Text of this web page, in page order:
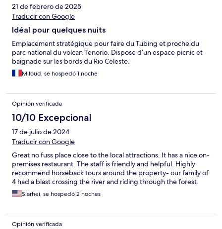
21 de febrero de 2025
Traducir con Google
Idéal pour quelques nuits
Emplacement stratégique pour faire du Tubing et proche du
parc national du volcan Tenorio. Dispose d’un espace picnic et
baignade sur les bords du Rio Celeste.
Miloud, se hospedó 1 noche
Opinión verificada
10/10 Excepcional
17 de julio de 2024
Traducir con Google
Great no fuss place close to the local attractions. It has a nice on-
premises restaurant. The staff is friendly and helpful. Highly
recommend horseback tours around the property- our family of
4 had a blast crossing the river and riding through the forest.
Siarhei, se hospedó 2 noches
Opinión verificada